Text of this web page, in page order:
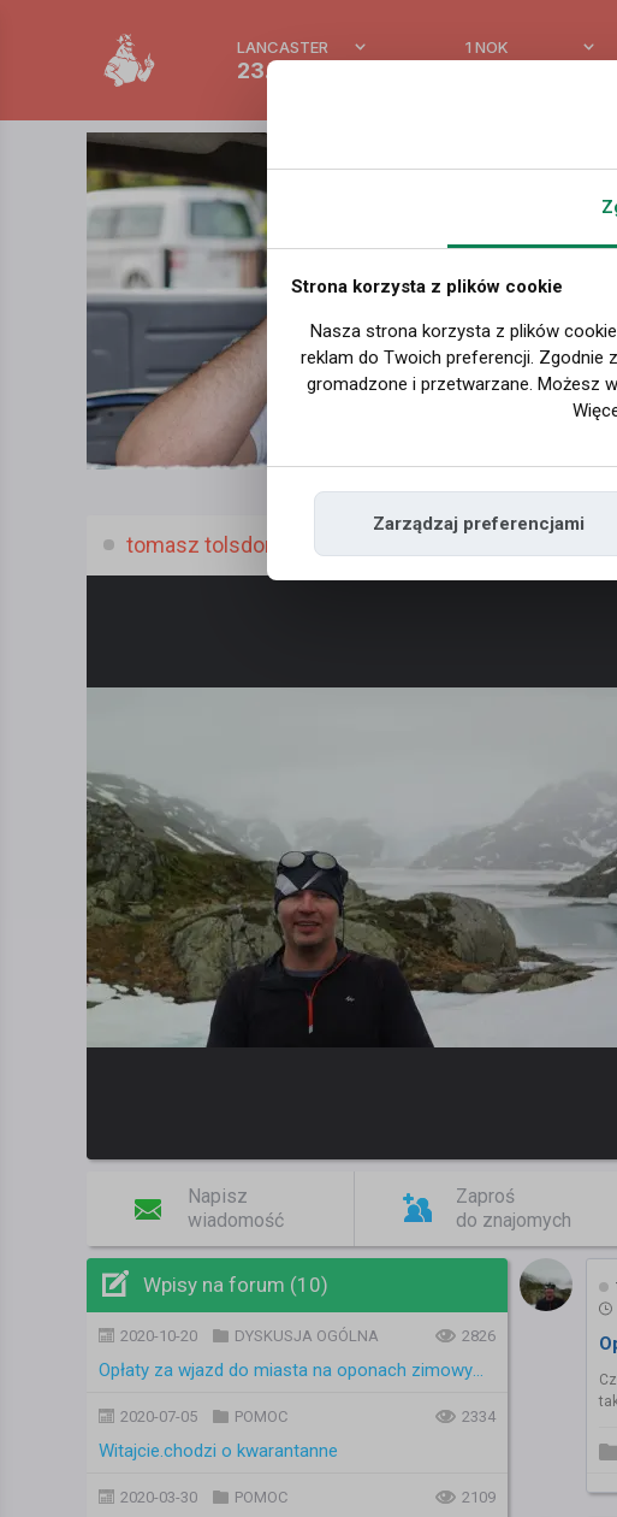
LANCASTER
23.4 °C
1 NOK
tomasz tolsdorf, (51 l.)
Napisz
wiadomość
Zaproś
do znajomych
Wpisy na forum (10)
2020-10-20 DYSKUSJA OGÓLNA 2826
Opłaty za wjazd do miasta na oponach zimowych
2020-07-05 POMOC 2334
Witajcie.chodzi o kwarantanne
2020-03-30 POMOC 2109
Strona korzysta z plików cookie
Nasza strona korzysta z plików
reklam do Twoich preferencji. Zgodnie
gromadzone i przetwarzane. Możesz
Zarządzaj preferencjami